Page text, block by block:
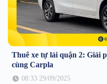
Thuê xe tự lái quận 2: Giải
cùng Carpla
08:33 29/09/2025